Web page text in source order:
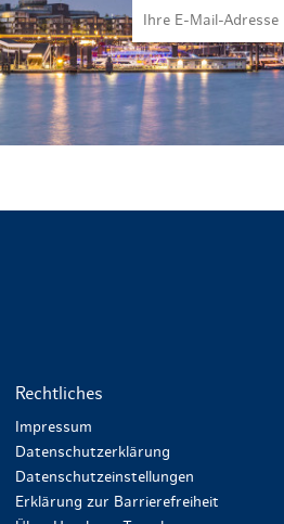
Rechtliches
Impressum
Datenschutzerklärung
Datenschutzeinstellungen
Erklärung zur Barrierefreiheit